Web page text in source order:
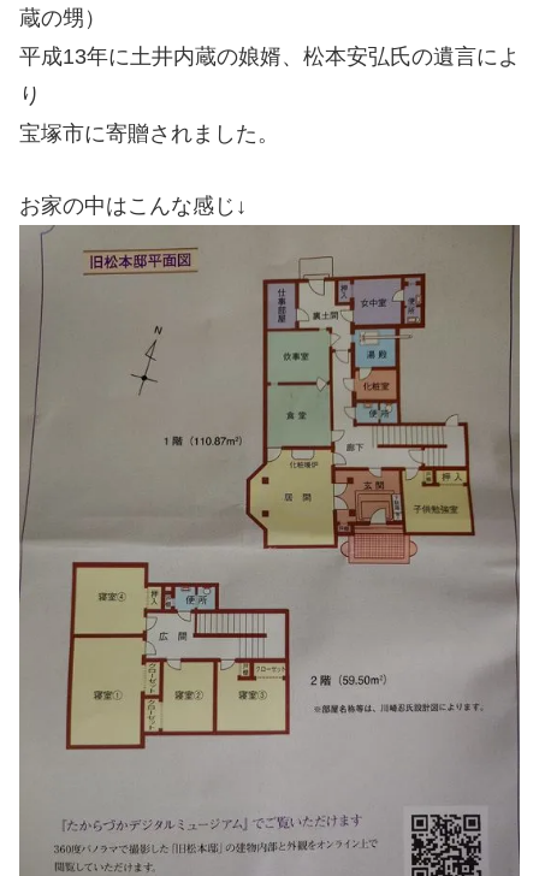
蔵の甥）
平成13年に土井内蔵の娘婿、松本安弘氏の遺言によ
り
宝塚市に寄贈されました。
お家の中はこんな感じ↓